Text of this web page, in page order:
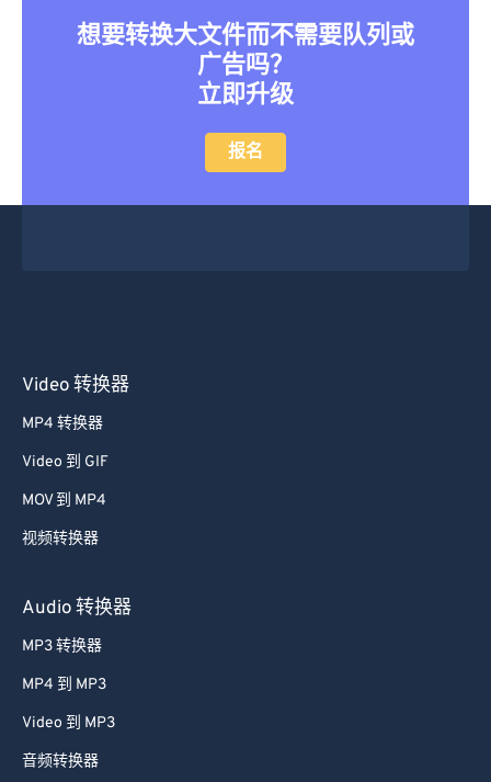
想要转换大文件而不需要队列或
广告吗？
立即升级
报名
Video 转换器
MP4 转换器
Video 到 GIF
MOV 到 MP4
视频转换器
Audio 转换器
MP3 转换器
MP4 到 MP3
Video 到 MP3
音频转换器